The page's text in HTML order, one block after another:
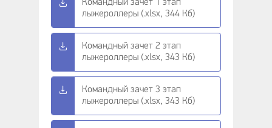
Командный зачет 1 этап
лыжероллеры (.xlsx, 344 Кб)
Командный зачет 2 этап
лыжероллеры (.xlsx, 343 Кб)
Командный зачет 3 этап
лыжероллеры (.xlsx, 343 Кб)